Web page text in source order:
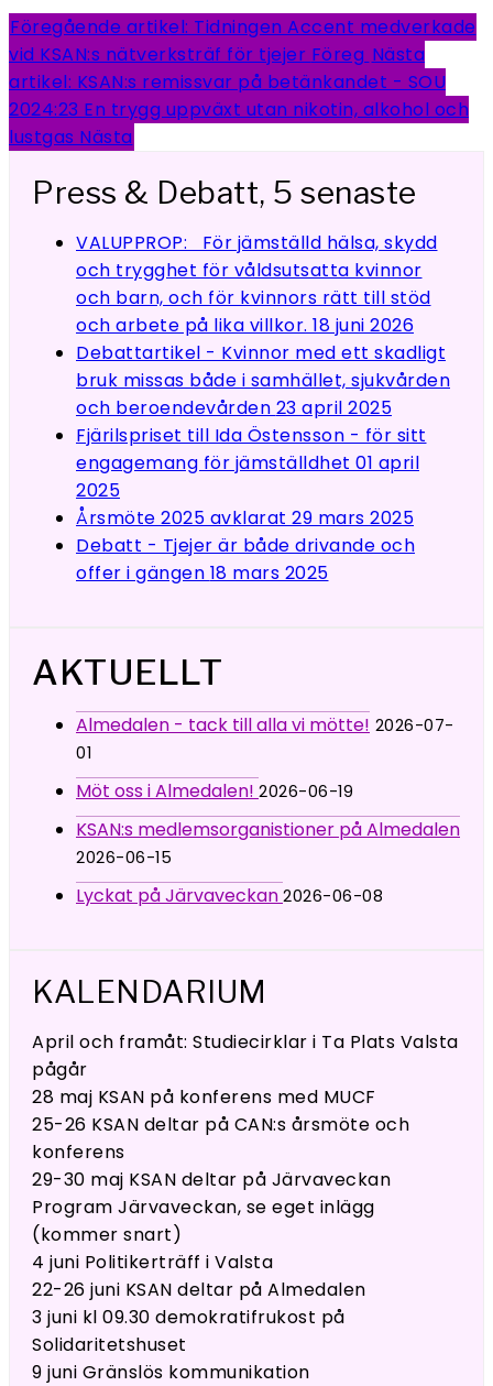
Föregående artikel: Tidningen Accent medverkade
vid KSAN:s nätverksträf för tjejer Föreg Nästa
artikel: KSAN:s remissvar på betänkandet - SOU
2024:23 En trygg uppväxt utan nikotin, alkohol och
lustgas Nästa
Press & Debatt, 5 senaste
VALUPPROP: För jämställd hälsa, skydd
och trygghet för våldsutsatta kvinnor
och barn, och för kvinnors rätt till stöd
och arbete på lika villkor. 18 juni 2026
Debattartikel - Kvinnor med ett skadligt
bruk missas både i samhället, sjukvården
och beroendevården 23 april 2025
Fjärilspriset till Ida Östensson - för sitt
engagemang för jämställdhet 01 april
2025
Årsmöte 2025 avklarat 29 mars 2025
Debatt - Tjejer är både drivande och
offer i gängen 18 mars 2025
AKTUELLT
Almedalen - tack till alla vi mötte! 2026-07-
01
Möt oss i Almedalen! 2026-06-19
KSAN:s medlemsorganistioner på Almedalen
2026-06-15
Lyckat på Järvaveckan 2026-06-08
KALENDARIUM
April och framåt: Studiecirklar i Ta Plats Valsta
pågår
28 maj KSAN på konferens med MUCF
25-26 KSAN deltar på CAN:s årsmöte och
konferens
29-30 maj KSAN deltar på Järvaveckan
Program Järvaveckan, se eget inlägg
(kommer snart)
4 juni Politikerträff i Valsta
22-26 juni KSAN deltar på Almedalen
3 juni kl 09.30 demokratifrukost på
Solidaritetshuset
9 juni Gränslös kommunikation